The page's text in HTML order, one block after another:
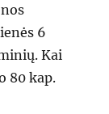
6
Kai
80 kap.